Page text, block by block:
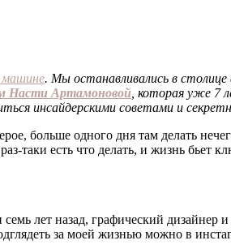
. Мы останавливались в
Насти Артамоновой , которая уже 7
инсайдерскими советами и
больше одного дня там делать
таки есть что делать, и жизнь бьет
лет назад, графический дизайнер
за моей жизнью можно в